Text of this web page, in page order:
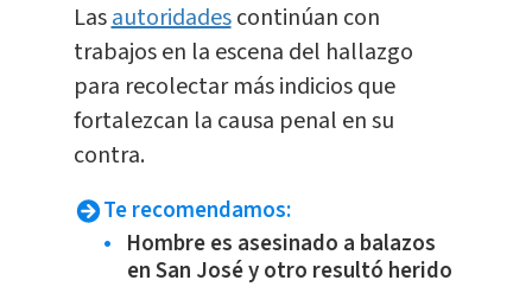
Lasautoridadescontinúan con
trabajos en la escena del hallazgo
para recolectar más indicios que
fortalezcan la causa penal en su
contra.
Te recomendamos:
Hombre es asesinado a balazos
en San José y otro resultó herido